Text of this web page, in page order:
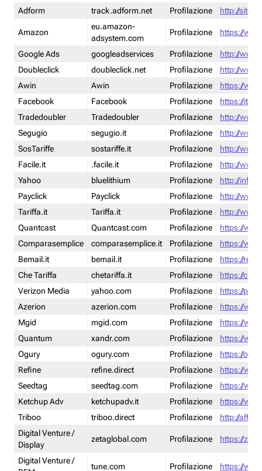
Adform track.adform.net Profilazione http://
Amazon
eu.amazon-
adsystem.com
Profilazione https://
Google Ads googleadservices Profilazione
http://
Doubleclick
doubleclick.net Profilazione
http://
Awin
Awin Profilazione
https://
Facebook
Facebook Profilazione
https://it-
Tradedoubler
Tradedoubler Profilazione
http://
Segugio
segugio.it Profilazione
http://
SosTariffe
sostariffe.it Profilazione
http://
Facile.it
.facile.it Profilazione
http://
Yahoo
bluelithium Profilazione
http://
Payclick
Payclick Profilazione
http://
Tariffa.it
Tariffa.it Profilazione
http://
Quantcast
Quantcast.com Profilazione
https://
Comparasemplice
comparasemplice.it Profilazione
https://
Bemail.it
bemail.it Profilazione
https://
Che Tariffa
chetariffa.it Profilazione
https://
Verizon Media
yahoo.com Profilazione
https://
Azerion
azerion.com Profilazione
https://
Mgid
mgid.com Profilazione
https://
Quantum
xandr.com Profilazione
https://
Ogury
ogury.com Profilazione
https://
Refine
refine.direct Profilazione
https://
Seedtag
seedtag.com Profilazione
https://
Ketchup Adv
ketchupadv.it Profilazione
https://
Triboo
triboo.direct Profilazione
http://
Digital Venture /
Display
zetaglobal.com Profilazione https://
Digital Venture /
tune.com Profilazione https://